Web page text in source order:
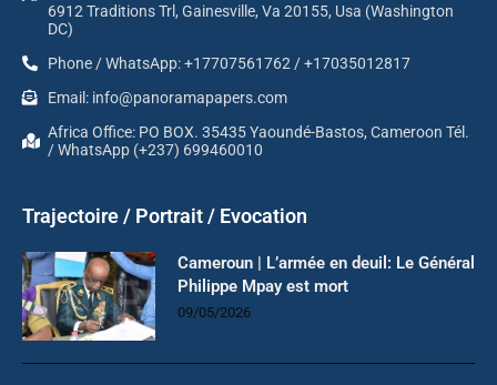
6912 Traditions Trl, Gainesville, Va 20155, Usa (Washington
DC)
Phone / WhatsApp: +17707561762 / +17035012817
Email: info@panoramapapers.com
Africa Office: PO BOX. 35435 Yaoundé-Bastos, Cameroon Tél.
/ WhatsApp (+237) 699460010
Trajectoire / Portrait / Evocation
Cameroun | L’armée en deuil: Le Général
Philippe Mpay est mort
09/05/2026